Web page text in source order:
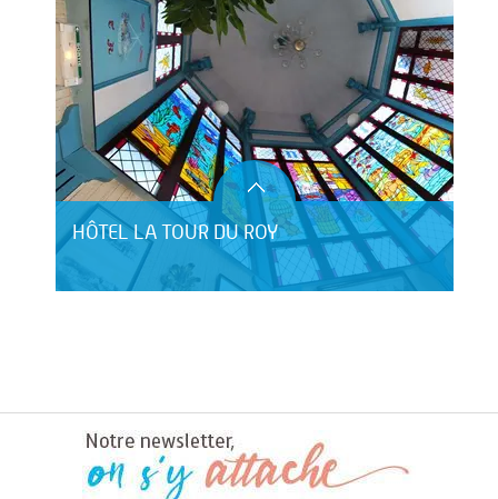
HÔTEL LA TOUR DU ROY